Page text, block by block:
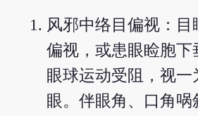
风邪中络目偏视：目
偏视，或患眼睑胞下
眼球运动受阻，视
眼。伴眼角、口角